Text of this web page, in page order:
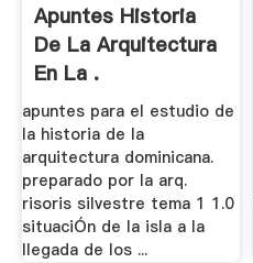
Apuntes Historia
De La Arquitectura
En La .
apuntes para el estudio de
la historia de la
arquitectura dominicana.
preparado por la arq.
risoris silvestre tema 1 1.0
situaciÓn de la isla a la
llegada de los ...